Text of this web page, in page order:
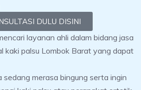
DULU DISINI
layanan ahli dalam bidang jasa
kaki palsu Lombok Barat yang dapat
sedang merasa bingung serta ingin